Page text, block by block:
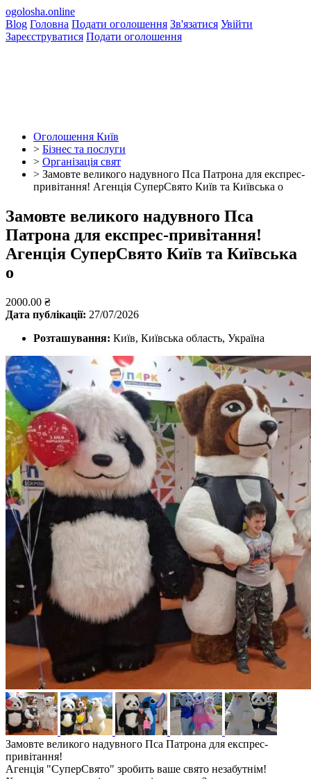
ogolosha.online
Blog Головна Подати оголошення Зв'язатися Увійти
Зареєструватися Подати оголошення
Оголошення Київ
> Бізнес та послуги
> Організація свят
> Замовте великого надувного Пса Патрона для експрес-
привітання! Агенція СуперСвято Київ та Київська о
Замовте великого надувного Пса
Патрона для експрес-привітання!
Агенція СуперСвято Київ та Київська
о
2000.00 ₴
Дата публікації: 27/07/2026
Розташування: Київ, Київська область, Україна
Замовте великого надувного Пса Патрона для експрес-
привітання!
Агенція "СуперСвято" зробить ваше свято незабутнім!